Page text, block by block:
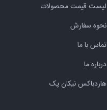
لیست قیمت محصولات
نحوه سفارش
تماس با ما
درباره ما
هاردباکس نیکان پک